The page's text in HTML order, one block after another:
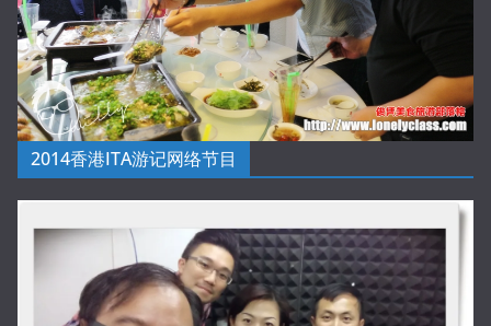
2014香港ITA游记网络节目